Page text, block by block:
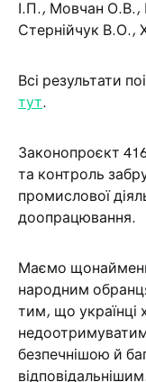
І.П., Мовчан О.В.,
Стернійчук В.О.,
Всі результати
тут.
Законопроєкт
та контроль
промислової
доопрацювання.
Маємо
народним
тим, що українці
безпечнішою й